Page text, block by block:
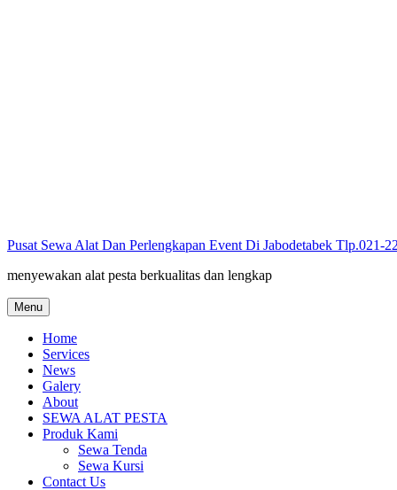
Pusat Sewa Alat Dan Perlengkapan Event Di Jabodetabek Tlp.021-
menyewakan alat pesta berkualitas dan lengkap
Menu
Home
Services
News
Galery
About
SEWA ALAT PESTA
Produk Kami
Sewa Tenda
Sewa Kursi
Contact Us